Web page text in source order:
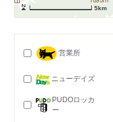
5km
営業所
ニューデイズ
PUDOロッカ
ー